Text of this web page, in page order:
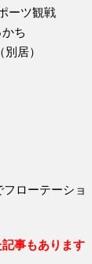
ーツ観戦
ち
居）
ローテーショ
事もあります